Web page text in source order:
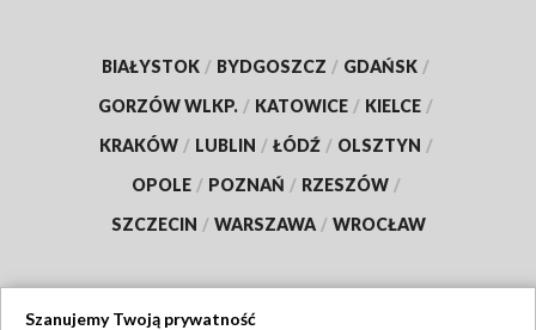
BIAŁYSTOK / BYDGOSZCZ / GDAŃSK /
GORZÓW WLKP. / KATOWICE / KIELCE /
KRAKÓW / LUBLIN / ŁÓDŹ / OLSZTYN /
OPOLE / POZNAŃ / RZESZÓW /
SZCZECIN / WARSZAWA / WROCŁAW
Szanujemy Twoją prywatność